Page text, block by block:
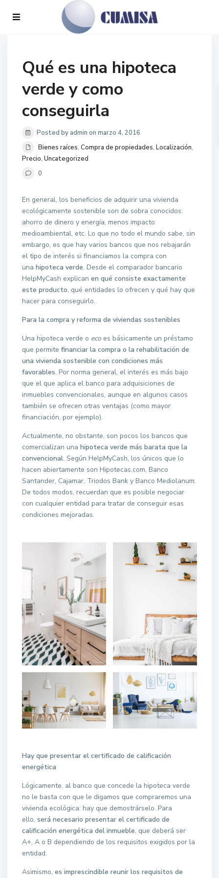
Qué es una hipoteca
verde y como
conseguirla
Posted by admin on marzo 4, 2016
Bienes raíces, Compra de propiedades, Localización,
Precio, Uncategorized
0
En general, los beneficios de adquirir una vivienda
ecológicamente sostenible son de sobra conocidos:
ahorro de dinero y energía, menos impacto
medioambiental, etc. Lo que no todo el mundo sabe, sin
embargo, es que hay varios bancos que nos rebajarán
el tipo de interés si financiamos la compra con
una hipoteca verde. Desde el comparador bancario
HelpMyCash explican en qué consiste exactamente
este producto, qué entidades lo ofrecen y qué hay que
hacer para conseguirlo.
Para la compra y reforma de viviendas sostenibles
Una hipoteca verde o eco es básicamente un préstamo
que permite financiar la compra o la rehabilitación de
una vivienda sostenible con condiciones más
favorables. Por norma general, el interés es más bajo
que el que aplica el banco para adquisiciones de
inmuebles convencionales, aunque en algunos casos
también se ofrecen otras ventajas (como mayor
financiación, por ejemplo).
Actualmente, no obstante, son pocos los bancos que
comercializan una hipoteca verde más barata que la
convencional. Según HelpMyCash, los únicos que lo
hacen abiertamente son Hipotecas.com, Banco
Santander, Cajamar, Triodos Bank y Banco Mediolanum.
De todos modos, recuerdan que es posible negociar
con cualquier entidad para tratar de conseguir esas
condiciones mejoradas.
Hay que presentar el certificado de calificación
energética
Lógicamente, al banco que concede la hipoteca verde
no le basta con que le digamos que compraremos una
vivienda ecológica: hay que demostrárselo. Para
ello, será necesario presentar el certificado de
calificación energética del inmueble, que deberá ser
A+, A o B dependiendo de los requisitos exigidos por la
entidad.
Asimismo, es imprescindible reunir los requisitos de